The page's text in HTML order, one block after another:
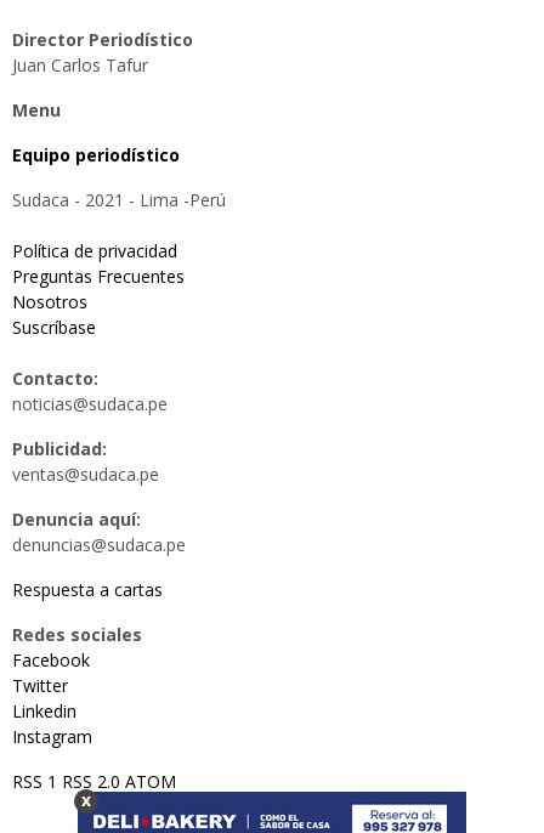
Director Periodístico
Juan Carlos Tafur
Menu
Equipo periodístico
Sudaca - 2021 - Lima -Perú
Política de privacidad
Preguntas Frecuentes
Nosotros
Suscríbase
Contacto:
noticias@sudaca.pe
Publicidad:
ventas@sudaca.pe
Denuncia aquí:
denuncias@sudaca.pe
Respuesta a cartas
Redes sociales
Facebook
Twitter
Linkedin
Instagram
RSS 1 RSS 2.0 ATOM
x